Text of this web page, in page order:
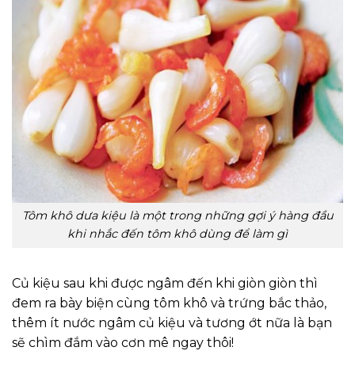
Tôm khô dưa kiệu là một trong những gợi ý hàng đầu
khi nhắc đến tôm khô dùng để làm gì
Củ kiệu sau khi được ngâm đến khi giòn giòn thì
đem ra bày biện cùng tôm khô và trứng bắc thảo,
thêm ít nước ngâm củ kiệu và tương ớt nữa là bạn
sẽ chìm đắm vào cơn mê ngay thôi!